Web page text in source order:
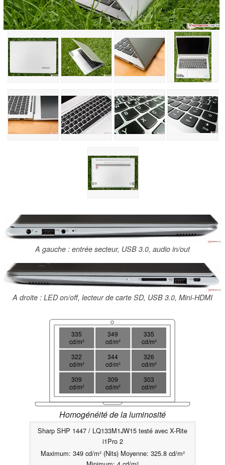
A gauche : entrée secteur, USB 3.0, audio in/out
A droite : LED on/off, lecteur de carte SD, USB 3.0, Mini-HDMI
335
cd/m²
349
cd/m²
335
cd/m²
322
cd/m²
344
cd/m²
326
cd/m²
309
cd/m²
309
cd/m²
303
cd/m²
Homogénéité de la luminosité
Sharp SHP 1447 / LQ133M1JW15 testé avec X-Rite
i1Pro 2
Maximum: 349 cd/m² (Nits) Moyenne: 325.8 cd/m²